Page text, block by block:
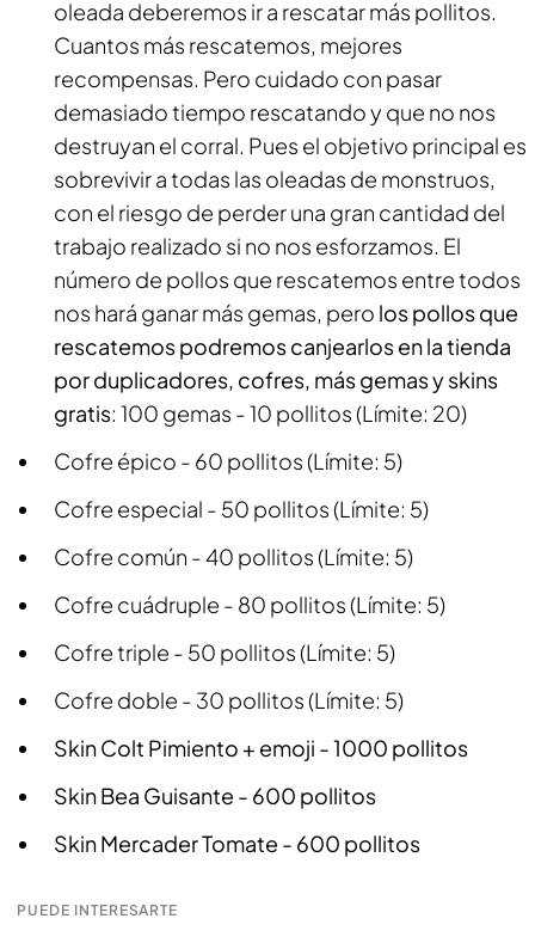
oleada deberemos ir a rescatar más pollitos.
Cuantos más rescatemos, mejores
recompensas. Pero cuidado con pasar
demasiado tiempo rescatando y que no nos
destruyan el corral. Pues el objetivo principal es
sobrevivir a todas las oleadas de monstruos,
con el riesgo de perder una gran cantidad del
trabajo realizado si no nos esforzamos. El
número de pollos que rescatemos entre todos
nos hará ganar más gemas, pero los pollos que
rescatemos podremos canjearlos en la tienda
por duplicadores, cofres, más gemas y skins
gratis: 100 gemas - 10 pollitos (Límite: 20)
Cofre épico - 60 pollitos (Límite: 5)
Cofre especial - 50 pollitos (Límite: 5)
Cofre común - 40 pollitos (Límite: 5)
Cofre cuádruple - 80 pollitos (Límite: 5)
Cofre triple - 50 pollitos (Límite: 5)
Cofre doble - 30 pollitos (Límite: 5)
Skin Colt Pimiento + emoji - 1000 pollitos
Skin Bea Guisante - 600 pollitos
Skin Mercader Tomate - 600 pollitos
PUEDE INTERESARTE